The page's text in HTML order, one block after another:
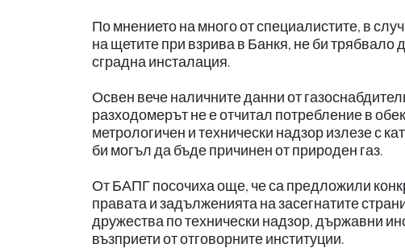
По мнението на много от специалистите, в
на щетите при взрива в Банкя, не би
сградна инсталация.
Освен вече наличните данни от
разходомерът не е отчитал потребление в
метрологичен и технически надзор излезе с
би могъл да бъде причинен от природен газ.
От БАПГ посочиха още, че са предложили
правата и задълженията на засегнатите
дружества по технически надзор, държавни
възприети от отговорните институции.